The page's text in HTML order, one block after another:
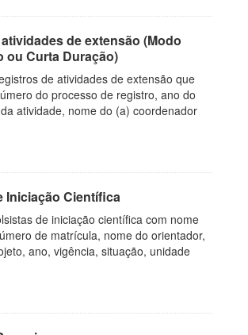
de extensão (Modo
ou Curta Duração)
de atividades de extensão que
do processo de registro, ano do
atividade, nome do (a) coordenador
Iniciação Científica
de iniciação científica com nome
de matrícula, nome do orientador,
ano, vigência, situação, unidade